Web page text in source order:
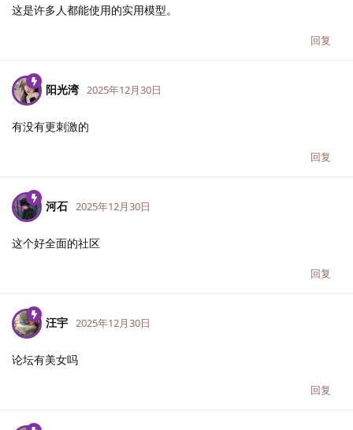
这是许多人都能使用的实用模型。
回复
阳光湾 2025年12月30日
有没有更刺激的
回复
河石 2025年12月30日
这个好全面的社区
回复
汪宇 2025年12月30日
论坛有美女吗
回复